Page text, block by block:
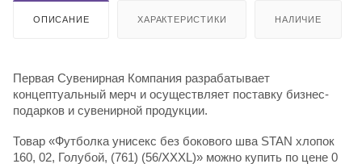
ОПИСАНИЕ ХАРАКТЕРИСТИКИ НАЛИЧИЕ
Первая Сувенирная Компания разрабатывает
концептуальный мерч и осуществляет поставку бизнес-
подарков и сувенирной продукции.
Товар «Футболка унисекс без бокового шва STAN хлопок
160, 02, Голубой, (761) (56/XXXL)» можно купить по цене 0